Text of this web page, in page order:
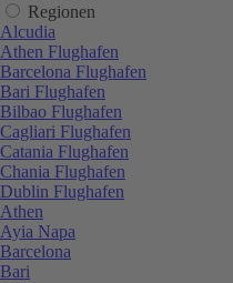
Regionen
Alcudia
Athen Flughafen
Barcelona Flughafen
Bari Flughafen
Bilbao Flughafen
Cagliari Flughafen
Catania Flughafen
Chania Flughafen
Dublin Flughafen
Athen
Ayia Napa
Barcelona
Bari